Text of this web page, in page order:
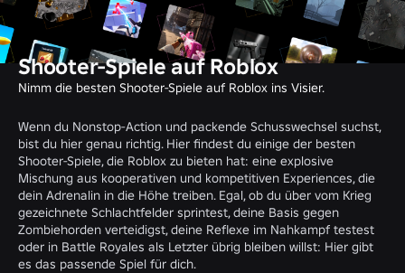
Shooter-Spiele auf Roblox
Nimm die besten Shooter-Spiele auf Roblox ins Visier.
Wenn du Nonstop-Action und packende Schusswechsel suchst,
bist du hier genau richtig. Hier findest du einige der besten
Shooter-Spiele, die Roblox zu bieten hat: eine explosive
Mischung aus kooperativen und kompetitiven Experiences, die
dein Adrenalin in die Höhe treiben. Egal, ob du über vom Krieg
gezeichnete Schlachtfelder sprintest, deine Basis gegen
Zombiehorden verteidigst, deine Reflexe im Nahkampf testest
oder in Battle Royales als Letzter übrig bleiben willst: Hier gibt
es das passende Spiel für dich.